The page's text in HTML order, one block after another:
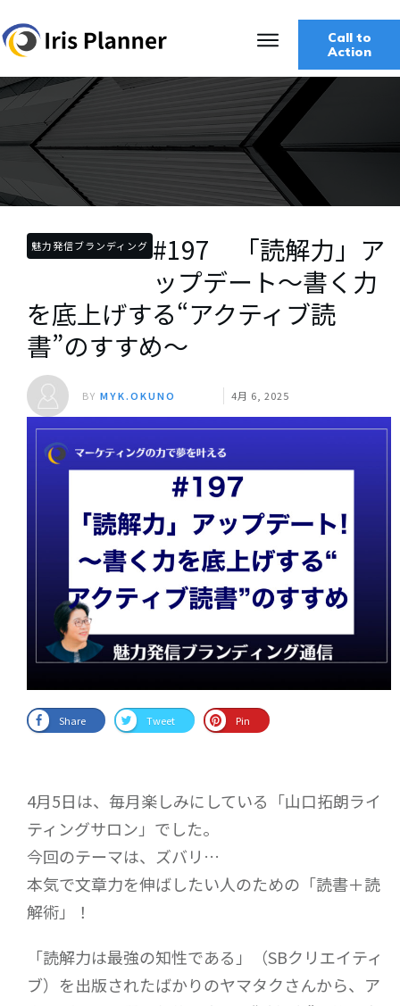
Call to
Action
魅力発信ブランディング #197 「読解力」ア
ップデート～書く力
を底上げする“アクティブ読
書”のすすめ～
BY MYK.OKUNO 4月 6, 2025
Share Tweet Pin
4月5日は、毎月楽しみにしている「山口拓朗ライ
ティングサロン」でした。
今回のテーマは、ズバリ…
本気で文章力を伸ばしたい人のための「読書＋読
解術」！
「読解力は最強の知性である」（SBクリエイティ
ブ）を出版されたばかりのヤマタクさんから、ア